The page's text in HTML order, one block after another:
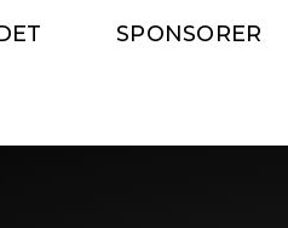
SPONSORER